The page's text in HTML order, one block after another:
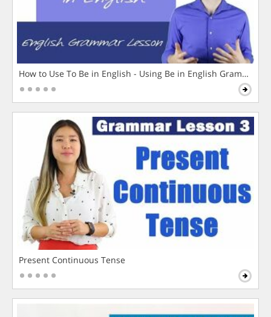
How to Use To Be in English - Using Be in English Grammar
Present Continuous Tense